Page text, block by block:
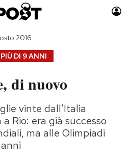
Auto
Moda
Consumismi
Storie/Idee
DI 9 ANNI
2016
di nuovo
vinte dall'Italia
Rio: era già successo
ma alle Olimpiadi